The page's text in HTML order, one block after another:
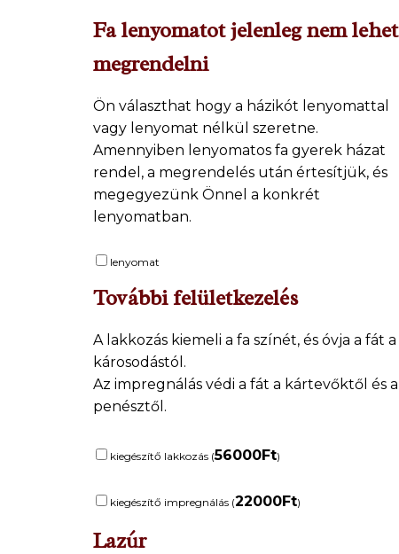
Fa lenyomatot jelenleg nem lehet
megrendelni
Ön választhat hogy a házikót lenyomattal
vagy lenyomat nélkül szeretne.
Amennyiben lenyomatos fa gyerek házat
rendel, a megrendelés után értesítjük, és
megegyezünk Önnel a konkrét
lenyomatban.
lenyomat
További felületkezelés
A lakkozás kiemeli a fa színét, és óvja a fát a
károsodástól.
Az impregnálás védi a fát a kártevőktől és a
penésztől.
kiegészítő lakkozás (56000Ft)
kiegészítő impregnálás (22000Ft)
Lazúr